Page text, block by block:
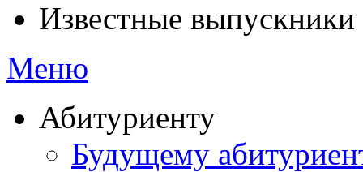
Известные выпускники
Меню
Абитуриенту
Будущему